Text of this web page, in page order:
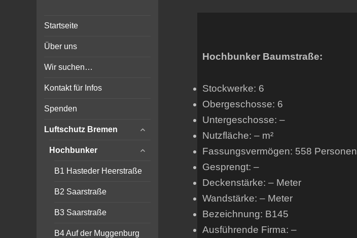
Bunker-Kiel.com
Wilhelmshaven Flensburg
Rendsburg Luftschutz Stollen
Startseite
Über uns
Wir suchen…
Kontakt für Infos
Spenden
Luftschutz Bremen
expand
menu
Hochbunker
expand
menu
B1 Hasteder Heerstraße
B2 Saarstraße
B3 Saarstraße
B4 Auf der Muggenburg
Hochbunker Baumstraße:
Stockwerke: 6
Obergeschosse: 6
Untergeschosse: –
Nutzfläche: – m²
Fassungsvermögen: 558 Personen
Gesprengt: –
Deckenstärke: – Meter
Wandstärke: – Meter
Bezeichnung: B145
Ausführende Firma: –